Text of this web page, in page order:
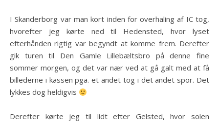
I Skanderborg var man kort inden for overhaling af IC tog,
hvorefter jeg kørte ned til Hedensted, hvor lyset
efterhånden rigtig var begyndt at komme frem. Derefter
gik turen til Den Gamle Lillebæltsbro på denne fine
sommer morgen, og det var nær ved at gå galt med at få
billederne i kassen pga. et andet tog i det andet spor. Det
lykkes dog heldigvis
Derefter kørte jeg til lidt efter Gelsted, hvor solen